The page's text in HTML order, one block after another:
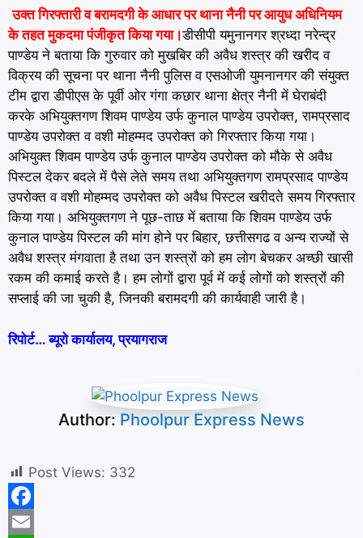
उक्त गिरफ्तारी व बरामदगी के आधार पर थाना नैनी पर आयुध अधिनियम
के तहत मुकदमा पंजीकृत किया गया।डीसीपी यमुनानगर श्रध्दा नरेन्द्र
पाण्डेय ने बताया कि गुरुवार को मुखबिर की अवैध शस्त्र की खरीद व
विक्रय की सूचना पर थाना नैनी पुलिस व एसओजी युमनानगर की संयुक्त
टीम द्वारा डीपीएस के पूर्वी ओर गंगा कछार थाना क्षेत्र नैनी में घेराबंदी
करके अभियुक्तगण शिवम पाण्डेय उर्फ कुनाल पाण्डेय उपरोक्त, रामप्रसाद
पाण्डेय उपरोक्त व वशी मोहम्मद उपरोक्त को गिरफ्तार किया गया।
अभियुक्त शिवम पाण्डेय उर्फ कुनाल पाण्डेय उपरोक्त को मौके से अवैध
पिस्टल देकर बदले में पैसे लेते समय तथा अभियुक्तगण रामप्रसाद पाण्डेय
उपरोक्त व वशी मोहम्मद उपरोक्त को अवैध पिस्टल खरीदते समय गिरफ्तार
किया गया। अभियुक्तगण ने पूछ-ताछ में बताया कि शिवम पाण्डेय उर्फ
कुनाल पाण्डेय पिस्टल की मांग होने पर बिहार, छत्तीसगढ व अन्य राज्यों से
अवैध शस्त्र मंगवाता है तथा उन शस्त्रों को हम लोग बेचकर अच्छी खासी
रकम की कमाई करते है। हम लोगों द्वारा पूर्व में कई लोगों को शस्त्रों की
सप्लाई की जा चुकी है, जिनकी बरामदगी की कार्यवाही जारी है।
रिपोर्ट… ब्यूरो कार्यालय, प्रयागराज
Author: Phoolpur Express News
Post Views: 332
F